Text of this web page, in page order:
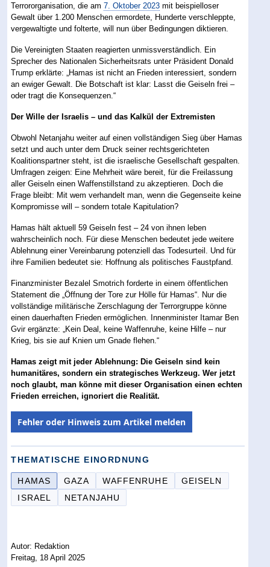
Terrororganisation, die am7. Oktober 2023 mit beispielloser
Gewalt über 1.200 Menschen ermordete, Hunderte verschleppte,
vergewaltigte und folterte, will nun über Bedingungen diktieren.
Die Vereinigten Staaten reagierten unmissverständlich. Ein
Sprecher des Nationalen Sicherheitsrats unter Präsident Donald
Trump erklärte: „Hamas ist nicht an Frieden interessiert, sondern
an ewiger Gewalt. Die Botschaft ist klar: Lasst die Geiseln frei –
oder tragt die Konsequenzen.“
Der Wille der Israelis – und das Kalkül der Extremisten
Obwohl Netanjahu weiter auf einen vollständigen Sieg über Hamas
setzt und auch unter dem Druck seiner rechtsgerichteten
Koalitionspartner steht, ist die israelische Gesellschaft gespalten.
Umfragen zeigen: Eine Mehrheit wäre bereit, für die Freilassung
aller Geiseln einen Waffenstillstand zu akzeptieren. Doch die
Frage bleibt: Mit wem verhandelt man, wenn die Gegenseite keine
Kompromisse will – sondern totale Kapitulation?
Hamas hält aktuell 59 Geiseln fest – 24 von ihnen leben
wahrscheinlich noch. Für diese Menschen bedeutet jede weitere
Ablehnung einer Vereinbarung potenziell das Todesurteil. Und für
ihre Familien bedeutet sie: Hoffnung als politisches Faustpfand.
Finanzminister Bezalel Smotrich forderte in einem öffentlichen
Statement die „Öffnung der Tore zur Hölle für Hamas“. Nur die
vollständige militärische Zerschlagung der Terrorgruppe könne
einen dauerhaften Frieden ermöglichen. Innenminister Itamar Ben
Gvir ergänzte: „Kein Deal, keine Waffenruhe, keine Hilfe – nur
Krieg, bis sie auf Knien um Gnade flehen.“
Hamas zeigt mit jeder Ablehnung: Die Geiseln sind kein
humanitäres, sondern ein strategisches Werkzeug. Wer jetzt
noch glaubt, man könne mit dieser Organisation einen echten
Frieden erreichen, ignoriert die Realität.
Fehler oder Hinweis zum Artikel melden
THEMATISCHE EINORDNUNG
HAMAS GAZA WAFFENRUHE
GEISELN
ISRAEL
NETANJAHU
Autor: Redaktion
Freitag, 18 April 2025